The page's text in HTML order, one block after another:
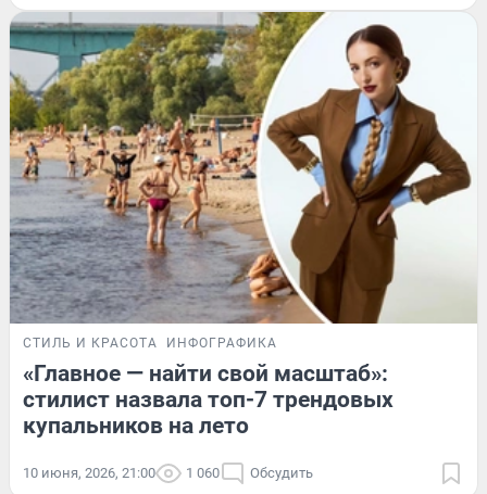
СТИЛЬ И КРАСОТА ИНФОГРАФИКА
«Главное — найти свой масштаб»:
стилист назвала топ-7 трендовых
купальников на лето
10 июня, 2026, 21:00 1 060 Обсудить